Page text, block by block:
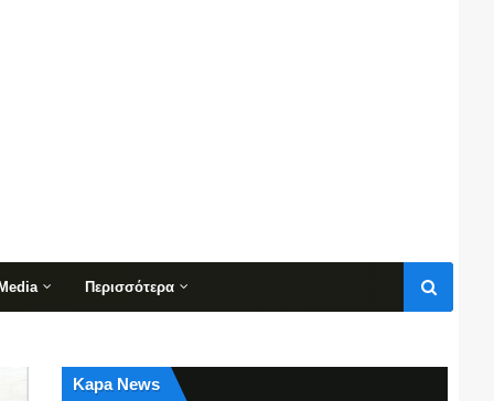
Περισσότερα
Kapa News